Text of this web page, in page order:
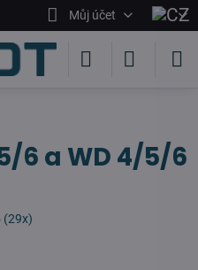
Můj účet
6 a WD 4/5/6
(29x)